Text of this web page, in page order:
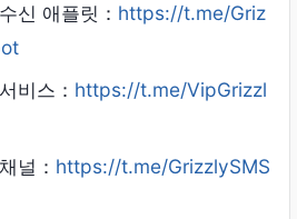
신 애플릿： https://t.me/Griz
비스： https://t.me/VipGrizzl
널： https://t.me/GrizzlySMS